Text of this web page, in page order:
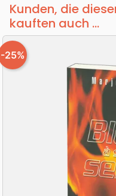
Kunden, die
kauften auch ...
-25%